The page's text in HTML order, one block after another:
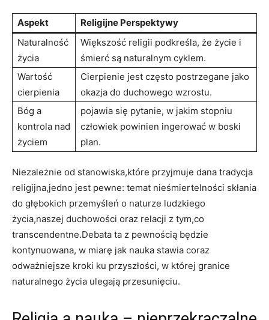
Aspekt
Religijne Perspektywy
Naturalność
życia
Większość religii podkreśla, że życie i
śmierć są naturalnym cyklem.
Wartość
cierpienia
Cierpienie jest często postrzegane jako
okazja do duchowego wzrostu.
Bóg a
kontrola nad
życiem
pojawia się pytanie, w jakim stopniu
człowiek powinien ingerować w boski
plan.
Niezależnie od stanowiska,które przyjmuje dana tradycja
religijna,jedno jest pewne: temat nieśmiertelności skłania
do głębokich przemyśleń o naturze ludzkiego
życia,naszej duchowości oraz relacji z tym,co
transcendentne.Debata ta z pewnością będzie
kontynuowana, w miarę jak nauka stawia coraz
odważniejsze kroki ku przyszłości, w której granice
naturalnego życia ulegają przesunięciu.